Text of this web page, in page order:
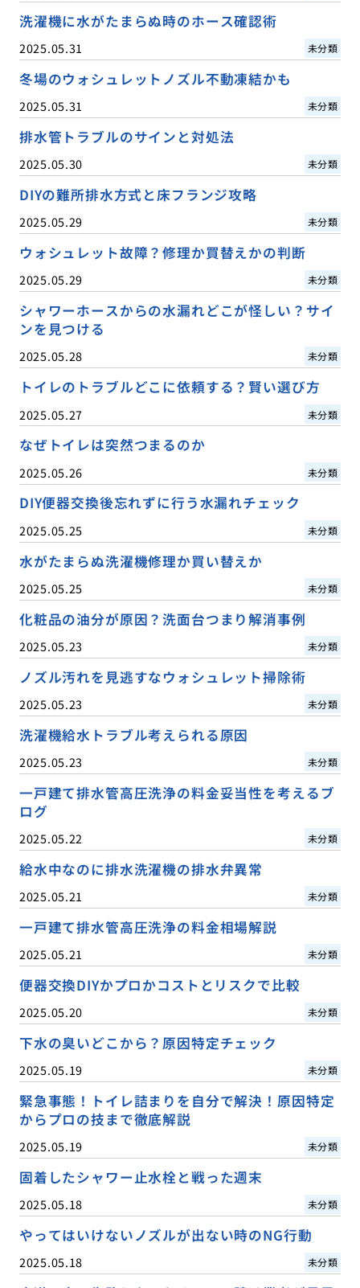
洗濯機に水がたまらぬ時のホース確認術
2025.05.31 未分類
冬場のウォシュレットノズル不動凍結かも
2025.05.31 未分類
排水管トラブルのサインと対処法
2025.05.30 未分類
DIYの難所排水方式と床フランジ攻略
2025.05.29 未分類
ウォシュレット故障？修理か買替えかの判断
2025.05.29 未分類
シャワーホースからの水漏れどこが怪しい？サイ
ンを見つける
2025.05.28 未分類
トイレのトラブルどこに依頼する？賢い選び方
2025.05.27 未分類
なぜトイレは突然つまるのか
2025.05.26 未分類
DIY便器交換後忘れずに行う水漏れチェック
2025.05.25 未分類
水がたまらぬ洗濯機修理か買い替えか
2025.05.25 未分類
化粧品の油分が原因？洗面台つまり解消事例
2025.05.23 未分類
ノズル汚れを見逃すなウォシュレット掃除術
2025.05.23 未分類
洗濯機給水トラブル考えられる原因
2025.05.23 未分類
一戸建て排水管高圧洗浄の料金妥当性を考えるブ
ログ
2025.05.22 未分類
給水中なのに排水洗濯機の排水弁異常
2025.05.21 未分類
一戸建て排水管高圧洗浄の料金相場解説
2025.05.21 未分類
便器交換DIYかプロかコストとリスクで比較
2025.05.20 未分類
下水の臭いどこから？原因特定チェック
2025.05.19 未分類
緊急事態！トイレ詰まりを自分で解決！原因特定
からプロの技まで徹底解説
2025.05.19 未分類
固着したシャワー止水栓と戦った週末
2025.05.18 未分類
やってはいけないノズルが出ない時のNG行動
2025.05.18 未分類